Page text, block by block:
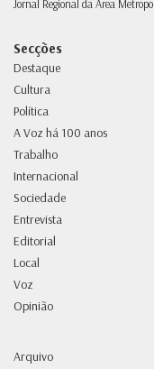
Jornal Regional da Área
Secções
Destaque
Cultura
Política
A Voz há 100 anos
Trabalho
Internacional
Sociedade
Entrevista
Editorial
Local
Voz
Opinião
Arquivo